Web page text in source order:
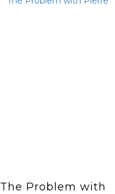
The Problem with